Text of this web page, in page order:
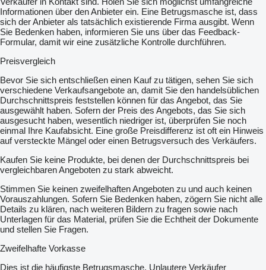
Informationen über den Anbieter ein. Eine Betrugsmasche ist, dass
sich der Anbieter als tatsächlich existierende Firma ausgibt. Wenn
Sie Bedenken haben, informieren Sie uns über das Feedback-
Formular, damit wir eine zusätzliche Kontrolle durchführen.
Preisvergleich
Bevor Sie sich entschließen einen Kauf zu tätigen, sehen Sie sich
verschiedene Verkaufsangebote an, damit Sie den handelsüblichen
Durchschnittspreis feststellen können für das Angebot, das Sie
ausgewählt haben. Sofern der Preis des Angebots, das Sie sich
ausgesucht haben, wesentlich niedriger ist, überprüfen Sie noch
einmal Ihre Kaufabsicht. Eine große Preisdifferenz ist oft ein Hinweis
auf versteckte Mängel oder einen Betrugsversuch des Verkäufers.
Kaufen Sie keine Produkte, bei denen der Durchschnittspreis bei
vergleichbaren Angeboten zu stark abweicht.
Stimmen Sie keinen zweifelhaften Angeboten zu und auch keinen
Vorauszahlungen. Sofern Sie Bedenken haben, zögern Sie nicht alle
Details zu klären, nach weiteren Bildern zu fragen sowie nach
Unterlagen für das Material, prüfen Sie die Echtheit der Dokumente
und stellen Sie Fragen.
Zweifelhafte Vorkasse
Dies ist die häufigste Betrugsmasche. Unlautere Verkäufer